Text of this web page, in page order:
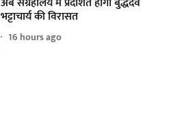
भट्टाचार्य की विरासत
16 hours ago